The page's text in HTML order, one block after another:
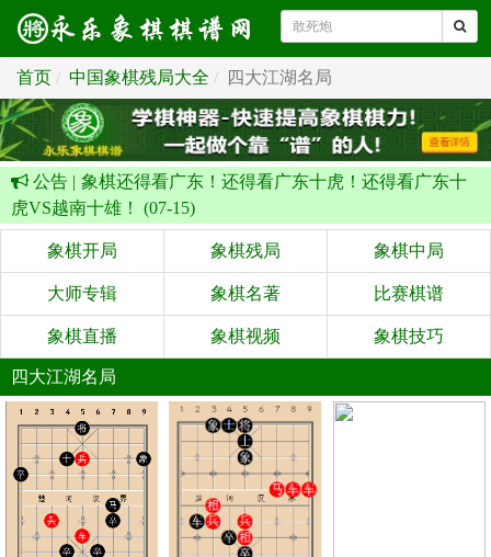
首页 中国象棋残局大全 四大江湖名局
公告 | 象棋还得看广东！还得看广东十虎！还得看广东十
虎VS越南十雄！ (07-15)
象棋开局 象棋残局 象棋中局
大师专辑 象棋名著 比赛棋谱
象棋直播 象棋视频 象棋技巧
四大江湖名局